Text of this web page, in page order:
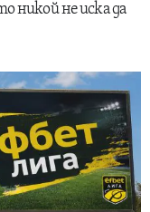
никой не иска да